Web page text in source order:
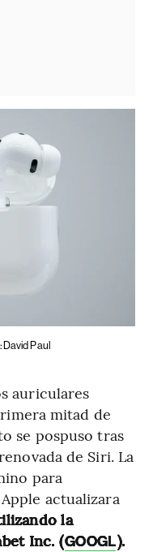
Paul
auriculares
mitad de
se pospuso tras
de Siri. La
para
actualizara
la
Inc. (GOOGL).